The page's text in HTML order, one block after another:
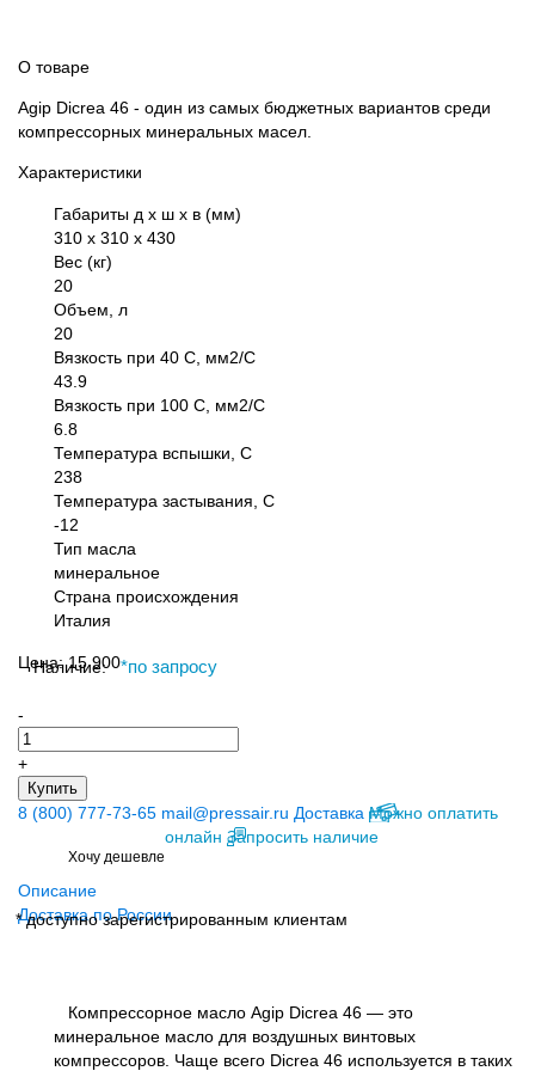
О товаре
Agip Dicrea 46 - один из самых бюджетных вариантов среди
компрессорных минеральных масел.
Характеристики
Габариты д х ш х в (мм)
310 х 310 х 430
Вес (кг)
20
Объем, л
20
Вязкость при 40 С, мм2/С
43.9
Вязкость при 100 С, мм2/С
6.8
Температура вспышки, С
238
Температура застывания, С
-12
Тип масла
минеральное
Страна происхождения
Италия
Цена:15 900
Наличие: *по запросу
-
+
Купить
8 (800) 777-73-65 mail@pressair.ru Доставка Можно оплатить
онлайн Запросить наличие
Хочу дешевле
* доступно зарегистрированным клиентам
Описание
Доставка по России
Компрессорное масло Agip Dicrea 46 — это
минеральное масло для воздушных винтовых
компрессоров. Чаще всего Dicrea 46 используется в таких